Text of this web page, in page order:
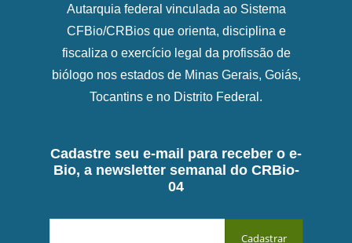
Autarquia federal vinculada ao Sistema
CFBio/CRBios que orienta, disciplina e
fiscaliza o exercício legal da profissão de
biólogo nos estados de Minas Gerais, Goiás,
Tocantins e no Distrito Federal.
Cadastre seu e-mail para receber o e-
Bio, a newsletter semanal do CRBio-
04